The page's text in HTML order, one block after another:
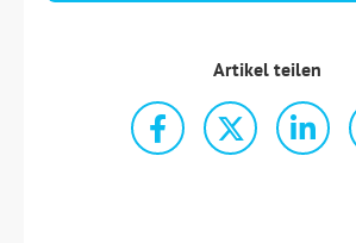
Artikel teilen